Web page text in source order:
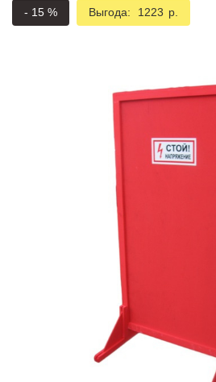
- 15 % Выгода: 1223 р.